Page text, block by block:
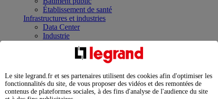
Établissement de santé
Infrastructures et industries
Data Center
Industrie
Infrastructures
Contrôler et planifier le fonctionnement des appareils
Répartir et optimiser son tableau électrique
Legrand Data Center Solutions : concentrer les
expertises au service de vos performances
Le site legrand.fr et ses partenaires utilisent des cookies afin d'optimiser les
fonctionnalités du site, de vous proposer des vidéos et des remontées de
contenus de plateformes sociales, à des fins d'analyse de l'audience du site